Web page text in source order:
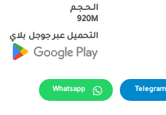
الـحـجـم
920M
التحميل عبر جوجل بلاي
Telegram
Whatsapp